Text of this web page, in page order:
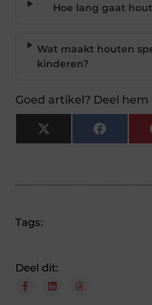
Hoe lang gaat
Wat maakt houten
kinderen?
Goed artikel? Deel hem
X
(Twitter)
Tags:
Deel dit: